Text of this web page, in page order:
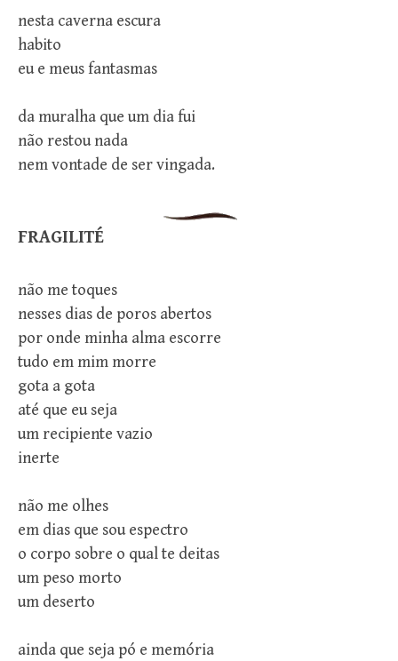
nesta caverna escura
habito
eu e meus fantasmas
da muralha que um dia fui
não restou nada
nem vontade de ser vingada.
FRAGILITÉ
não me toques
nesses dias de poros abertos
por onde minha alma escorre
tudo em mim morre
gota a gota
até que eu seja
um recipiente vazio
inerte
não me olhes
em dias que sou espectro
o corpo sobre o qual te deitas
um peso morto
um deserto
ainda que seja pó e memória